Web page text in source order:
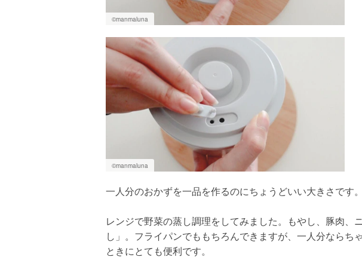
©️manmaluna
©️manmaluna
一人分のおかずを一品を作るのにちょうどいい大きさです。
レンジで野菜の蒸し調理をしてみました。もやし、豚肉、
し」。フライパンでももちろんできますが、一人分ならち
ときにとても便利です。